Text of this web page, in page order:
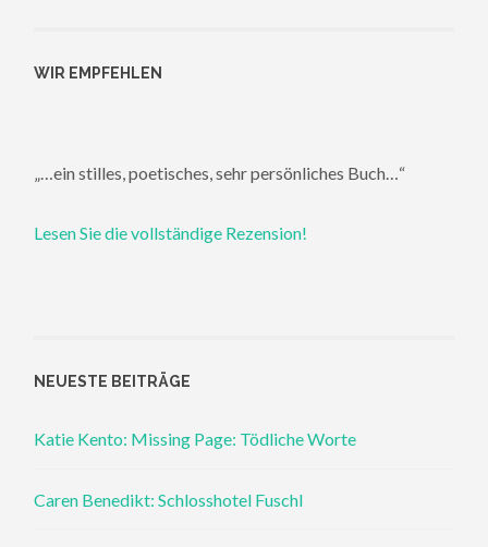
WIR EMPFEHLEN
„…ein stilles, poetisches, sehr persönliches Buch…“
Lesen Sie die vollständige Rezension!
NEUESTE BEITRÄGE
Katie Kento: Missing Page: Tödliche Worte
Caren Benedikt: Schlosshotel Fuschl